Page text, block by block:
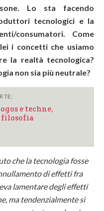
Lo sta facendo
tecnologici e la
consumatori. Come
i concetti che usiamo
la realtà tecnologica?
non sia più neutrale?
TE:
e techne,
filosofia
che la tecnologia fosse
di effetti fra
lamentare degli effetti
ma tendenzialmente si